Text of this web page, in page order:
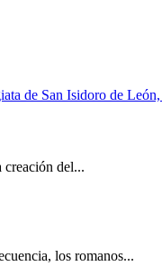
creación del...
los romanos...